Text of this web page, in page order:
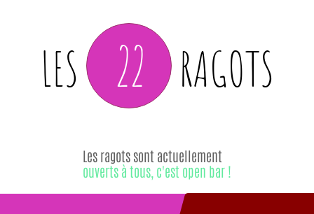
LES 22 RAGOTS
Les ragots sont actuellement
ouverts à tous, c'est open bar !